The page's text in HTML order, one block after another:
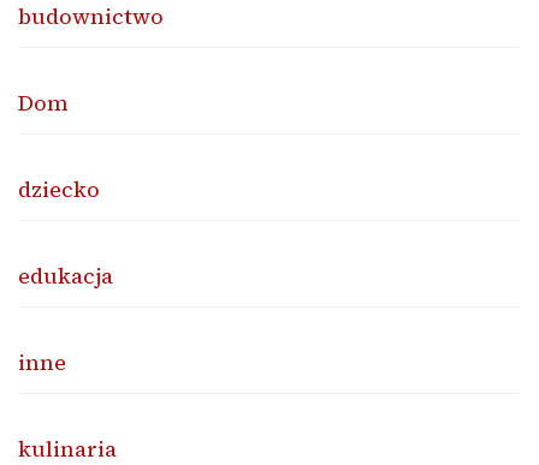
budownictwo
Dom
dziecko
edukacja
inne
kulinaria